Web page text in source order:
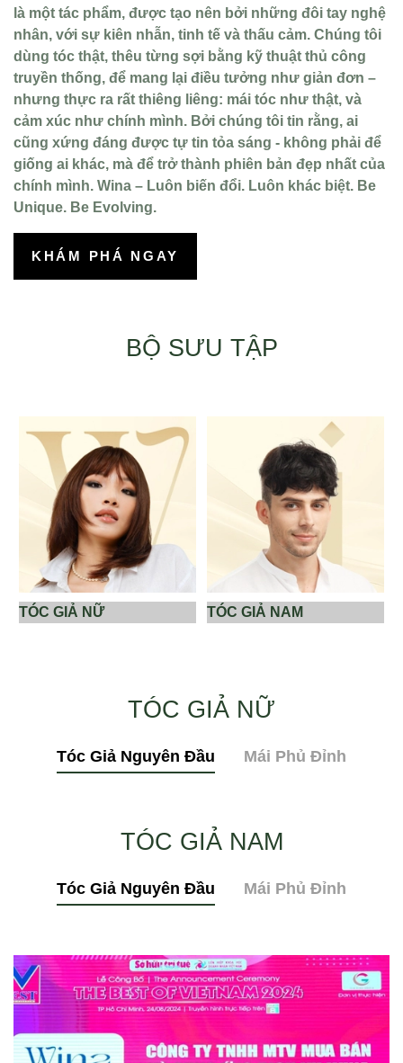
là một tác phẩm, được tạo nên bởi những đôi tay nghệ
nhân, với sự kiên nhẫn, tinh tế và thấu cảm. Chúng tôi
dùng tóc thật, thêu từng sợi bằng kỹ thuật thủ công
truyền thống, để mang lại điều tưởng như giản đơn –
nhưng thực ra rất thiêng liêng: mái tóc như thật, và
cảm xúc như chính mình. Bởi chúng tôi tin rằng, ai
cũng xứng đáng được tự tin tỏa sáng - không phải để
giống ai khác, mà để trở thành phiên bản đẹp nhất của
chính mình. Wina – Luôn biến đổi. Luôn khác biệt. Be
Unique. Be Evolving.
KHÁM PHÁ NGAY
BỘ SƯU TẬP
TÓC GIẢ NỮ TÓC GIẢ NAM
TÓC GIẢ NỮ
Tóc Giả Nguyên Đầu Mái Phủ Đỉnh
TÓC GIẢ NAM
Tóc Giả Nguyên Đầu Mái Phủ Đỉnh